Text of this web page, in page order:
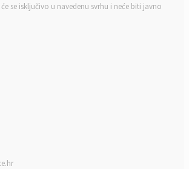
se isključivo u navedenu svrhu i neće biti javno